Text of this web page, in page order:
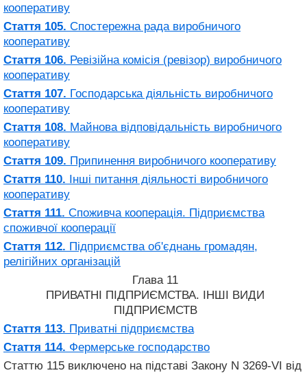
кооперативу
Стаття 105. Спостережна рада виробничого
кооперативу
Стаття 106. Ревізійна комісія (ревізор) виробничого
кооперативу
Стаття 107. Господарська діяльність виробничого
кооперативу
Стаття 108. Майнова відповідальність виробничого
кооперативу
Стаття 109. Припинення виробничого кооперативу
Стаття 110. Інші питання діяльності виробничого
кооперативу
Стаття 111. Споживча кооперація. Підприємства
споживчої кооперації
Стаття 112. Підприємства об'єднань громадян,
релігійних організацій
Глава 11
ПРИВАТНІ ПІДПРИЄМСТВА. ІНШІ ВИДИ
ПІДПРИЄМСТВ
Стаття 113. Приватні підприємства
Стаття 114. Фермерське господарство
Статтю 115 виключено на підставі Закону N 3269-VI від